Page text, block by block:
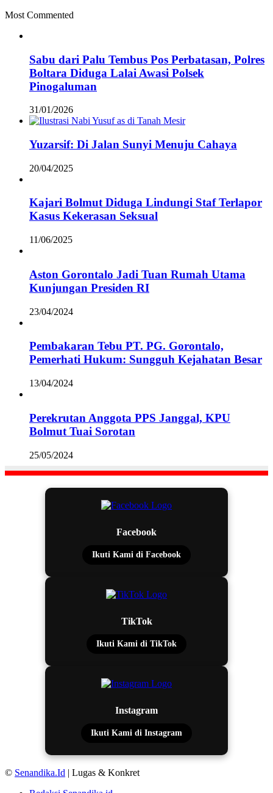
Most Commented
Sabu dari Palu Tembus Pos Perbatasan, Polres
Boltara Diduga Lalai Awasi Polsek
Pinogaluman
31/01/2026
Yuzarsif: Di Jalan Sunyi Menuju Cahaya
20/04/2025
Kajari Bolmut Diduga Lindungi Staf Terlapor
Kasus Kekerasan Seksual
11/06/2025
Aston Gorontalo Jadi Tuan Rumah Utama
Kunjungan Presiden RI
23/04/2024
Pembakaran Tebu PT. PG. Gorontalo,
Pemerhati Hukum: Sungguh Kejahatan Besar
13/04/2024
Perekrutan Anggota PPS Janggal, KPU
Bolmut Tuai Sorotan
25/05/2024
Facebook
Ikuti Kami di Facebook
TikTok
Ikuti Kami di TikTok
Instagram
Ikuti Kami di Instagram
© Senandika.Id | Lugas & Konkret